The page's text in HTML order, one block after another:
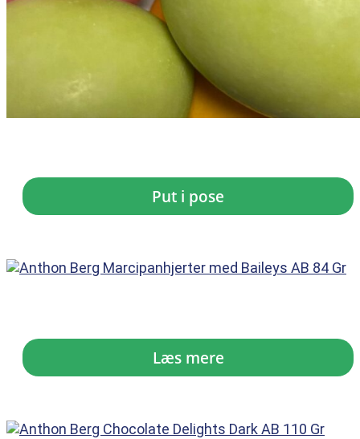
Put i pose
Læs mere